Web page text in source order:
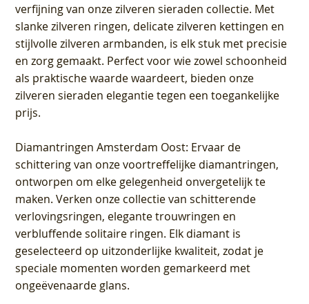
verfijning van onze zilveren sieraden collectie. Met
slanke zilveren ringen, delicate zilveren kettingen en
stijlvolle zilveren armbanden, is elk stuk met precisie
en zorg gemaakt. Perfect voor wie zowel schoonheid
als praktische waarde waardeert, bieden onze
zilveren sieraden elegantie tegen een toegankelijke
prijs.
Diamantringen Amsterdam Oost: Ervaar de
schittering van onze voortreffelijke diamantringen,
ontworpen om elke gelegenheid onvergetelijk te
maken. Verken onze collectie van schitterende
verlovingsringen, elegante trouwringen en
verbluffende solitaire ringen. Elk diamant is
geselecteerd op uitzonderlijke kwaliteit, zodat je
speciale momenten worden gemarkeerd met
ongeëvenaarde glans.